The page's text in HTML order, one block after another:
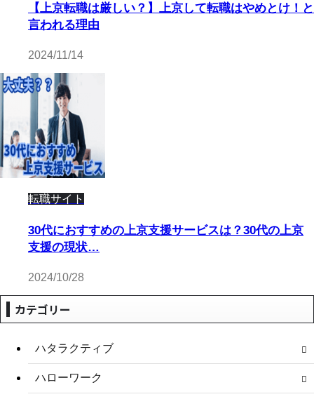
【上京転職は厳しい？】上京して転職はやめとけ！と
言われる理由
2024/11/14
転職サイト
30代におすすめの上京支援サービスは？30代の上京
支援の現状…
2024/10/28
カテゴリー
ハタラクティブ
ハローワーク